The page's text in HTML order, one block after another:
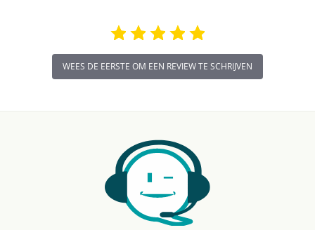
WEES DE EERSTE OM EEN REVIEW TE SCHRIJVEN